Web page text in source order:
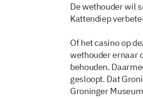
De wethouder wil
Kattendiep
Of het casino op
wethouder ernaar
behouden.
gesloopt. Dat
Groninger